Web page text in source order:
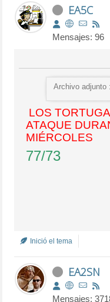
EA5C
Mensajes: 96
Archivo adjunto :
LOS
ATAQUE
MIÉRCOLES
77/73
Inició el tema
EA2SN
Mensajes: